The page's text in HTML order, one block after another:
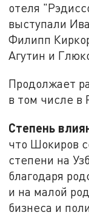
отеля
выступали
Филипп
Агутин и
Продолжает
в том числе в
Степень
что Шокиров
степени на
благодаря
и на малой
бизнеса и